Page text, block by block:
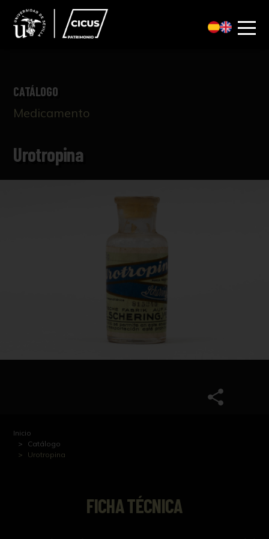
CATÁLOGO
Medicamento
Urotropina
Inicio
Catálogo
Urotropina
FICHA TÉCNICA